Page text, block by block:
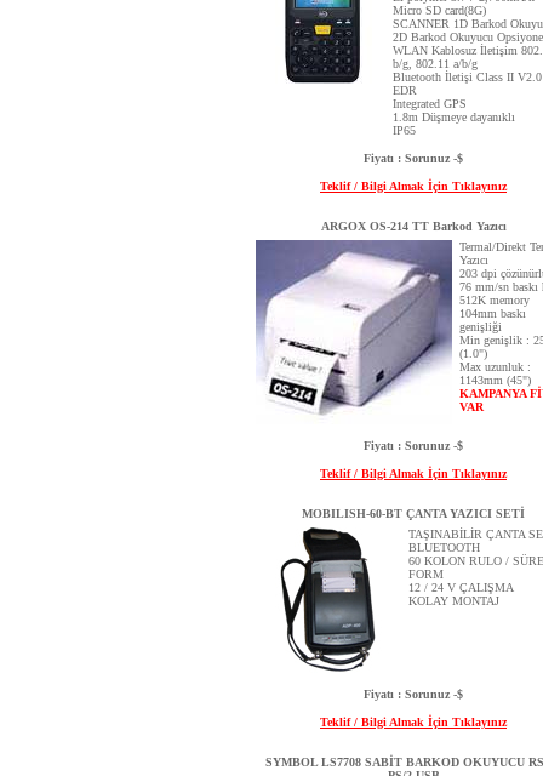
Micro SD card(8G)
SCANNER 1D Barkod
2D Barkod Okuyucu
WLAN Kablosuz İletişim
b/g, 802.11 a/b/g
Bluetooth İletişi Class II
EDR
Integrated GPS
1.8m Düşmeye dayanıklı
IP65
Fiyatı : Sorunuz -$
Teklif / Bilgi Almak İçin Tıklayınız
ARGOX OS-214 TT Barkod Yazıcı
Termal/Direkt
Yazıcı
203 dpi
76 mm/sn baskı
512K memory
104mm baskı
genişliği
Min genişlik :
(1.0")
Max uzunluk :
1143mm (45")
KAMPANYA
VAR
Fiyatı : Sorunuz -$
Teklif / Bilgi Almak İçin Tıklayınız
MOBILISH-60-BT ÇANTA YAZICI SETİ
TAŞINABİLİR ÇANTA
BLUETOOTH
60 KOLON RULO /
FORM
12 / 24 V ÇALIŞMA
KOLAY MONTAJ
Fiyatı : Sorunuz -$
Teklif / Bilgi Almak İçin Tıklayınız
SYMBOL LS7708 SABİT BARKOD OKUYUCU